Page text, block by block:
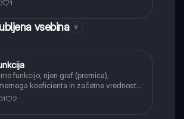
1
vsebina 9
funkcijo, njen graf (premica),
koeficienta in začetne vrednosti.
znali narisati graf linearne funkcije.
2